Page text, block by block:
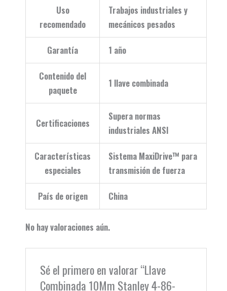
Uso
recomendado
Trabajos industriales y
mecánicos pesados
Garantía 1 año
Contenido del
paquete
1 llave combinada
Certificaciones
Supera normas
industriales ANSI
Características
especiales
Sistema MaxiDrive™ para
transmisión de fuerza
País de origen China
No hay valoraciones aún.
Sé el primero en valorar “Llave
Combinada 10Mm Stanley 4-86-